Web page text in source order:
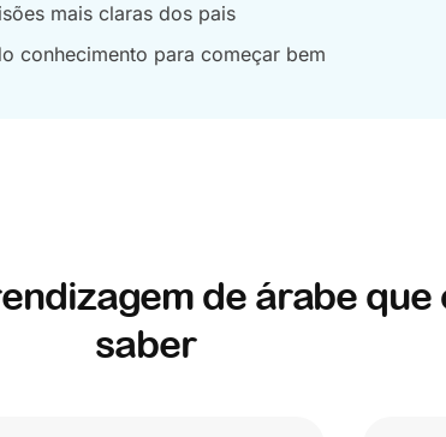
mais claras dos pais
conhecimento para começar bem
de árabe que
saber